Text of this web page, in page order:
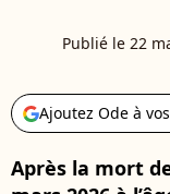
Publié le 22
Ajoutez Ode à
Après la mort